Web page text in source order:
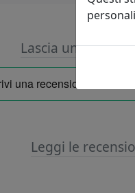
Lascia una
Leggi le